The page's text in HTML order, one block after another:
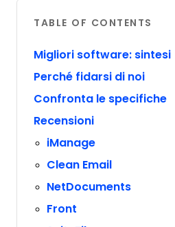
TABLE OF CONTENTS
Migliori software: sintesi
Perché fidarsi di noi
Confronta le specifiche
Recensioni
iManage
Clean Email
NetDocuments
Front